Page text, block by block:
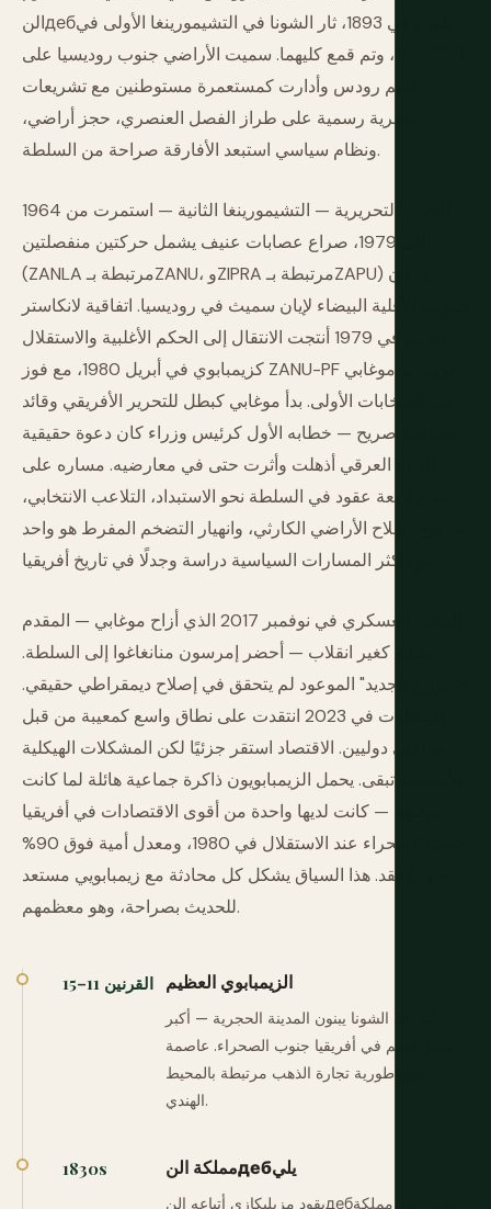
النдебيليون في 1893، ثار الشونا في التشيمورينغا الأولى في
1896–97، وتم قمع كليهما. سميت الأراضي جنوب روديسيا على
اسم رودس وأدارت كمستعمرة مستوطنين مع تشريعات
عنصرية رسمية على طراز الفصل العنصري، حجز أراضي،
ونظام سياسي استبعد الأفارقة صراحة من السلطة.
الحرب التحريرية — التشيمورينغا الثانية — استمرت من 1964
إلى 1979، صراع عصابات عنيف يشمل حركتين منفصلتين
(ZANLA مرتبطة بـZANU، وZIPRA مرتبطة بـZAPU) تقاتلان
حكومة الأقلية البيضاء لإيان سميث في روديسيا. اتفاقية لانكاستر
هاوس في 1979 أنتجت الانتقال إلى الحكم الأغلبية والاستقلال
كزيمبابوي في أبريل 1980، مع فوز ZANU-PF لروبرت موغابي
في الانتخابات الأولى. بدأ موغابي كبطل للتحرير الأفريقي وقائد
مصالحة صريح — خطابه الأول كرئيس وزراء كان دعوة حقيقية
للوئام العرقي أذهلت وأثرت حتى في معارضيه. مساره على
مدى أربعة عقود في السلطة نحو الاستبداد، التلاعب الانتخابي،
برنامج إصلاح الأراضي الكارثي، وانهيار التضخم المفرط هو واحد
التدخل العسكري في نوفمبر 2017 الذي أزاح موغابي — المقدم
بعناية كغير انقلاب — أحضر إمرسون منانغاغوا إلى السلطة.
الـ"توزيع الجديد" الموعود لم يتحقق في إصلاح ديمقراطي حقيقي.
الانتخابات في 2023 انتقدت على نطاق واسع كمعيبة من قبل
مراقبي دوليين. الاقتصاد استقر جزئيًا لكن المشكلات الهيكلية
الأساسية تبقى. يحمل الزيمبابويون ذاكرة جماعية هائلة لما كانت
دولتهم — كانت لديها واحدة من أقوى الاقتصادات في أفريقيا
جنوب الصحراء عند الاستقلال في 1980، ومعدل أمية فوق 90%
— وما فقد. هذا السياق يشكل كل محادثة مع زيمبابويي مستعد
للحديث بصراحة، وهو معظمهم.
القرنين 11–15 الزيمبابوي العظيم
أسلاف الشونا يبنون المدينة الحجرية — أكبر
هيكل قديم في أفريقيا جنوب الصحراء. عاصمة
إمبراطورية تجارة الذهب مرتبطة بالمحيط
الهندي.
1830s مملكة النдебيلي
يقود مزيليكازي أتباعه النдебيليين من مملكة